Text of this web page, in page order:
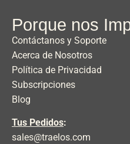
Porque nos
Contáctanos y Soporte
Acerca de Nosotros
Política de Privacidad
Subscripciones
Blog
Tus Pedidos:
sales@traelos.com